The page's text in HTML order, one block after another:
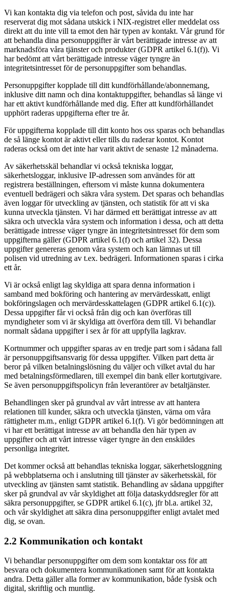
Vi kan kontakta dig via telefon och post, såvida du inte har
reserverat dig mot sådana utskick i NIX-registret eller meddelat oss
direkt att du inte vill ta emot den här typen av kontakt. Vår grund för
att behandla dina personuppgifter är vårt berättigade intresse av att
marknadsföra våra tjänster och produkter (GDPR artikel 6.1(f)). Vi
har bedömt att vårt berättigade intresse väger tyngre än
integritetsintresset för de personuppgifter som behandlas.
Personuppgifter kopplade till ditt kundförhållande/abonnemang,
inklusive ditt namn och dina kontaktuppgifter, behandlas så länge vi
har ett aktivt kundförhållande med dig. Efter att kundförhållandet
upphört raderas uppgifterna efter tre år.
För uppgifterna kopplade till ditt konto hos oss sparas och behandlas
de så länge kontot är aktivt eller tills du raderar kontot. Kontot
raderas också om det inte har varit aktivt de senaste 12 månaderna.
Av säkerhetsskäl behandlar vi också tekniska loggar,
säkerhetsloggar, inklusive IP-adressen som användes för att
registrera beställningen, eftersom vi måste kunna dokumentera
eventuell bedrägeri och säkra våra system. Det sparas och behandlas
även loggar för utveckling av tjänsten, och statistik för att vi ska
kunna utveckla tjänsten. Vi har därmed ett berättigat intresse av att
säkra och utveckla våra system och information i dessa, och att detta
berättigade intresse väger tyngre än integritetsintresset för dem som
uppgifterna gäller (GDPR artikel 6.1(f) och artikel 32). Dessa
uppgifter genereras genom våra system och kan lämnas ut till
polisen vid utredning av t.ex. bedrägeri. Informationen sparas i cirka
ett år.
Vi är också enligt lag skyldiga att spara denna information i
samband med bokföring och hantering av mervärdesskatt, enligt
bokföringslagen och mervärdesskattelagen (GDPR artikel 6.1(c)).
Dessa uppgifter får vi också från dig och kan överföras till
myndigheter som vi är skyldiga att överföra dem till. Vi behandlar
normalt sådana uppgifter i sex år för att uppfylla lagkrav.
Kortnummer och uppgifter sparas av en tredje part som i sådana fall
är personuppgiftsansvarig för dessa uppgifter. Vilken part detta är
beror på vilken betalningslösning du väljer och vilket avtal du har
med betalningsförmedlaren, till exempel din bank eller kortutgivare.
Se även personuppgiftspolicyn från leverantörer av betaltjänster.
Behandlingen sker på grundval av vårt intresse av att hantera
relationen till kunder, säkra och utveckla tjänsten, värna om våra
rättigheter m.m., enligt GDPR artikel 6.1(f). Vi gör bedömningen att
vi har ett berättigat intresse av att behandla den här typen av
uppgifter och att vårt intresse väger tyngre än den enskildes
personliga integritet.
Det kommer också att behandlas tekniska loggar, säkerhetsloggning
på webbplatserna och i anslutning till tjänster av säkerhetsskäl, för
utveckling av tjänsten samt statistik. Behandling av sådana uppgifter
sker på grundval av vår skyldighet att följa dataskyddsregler för att
säkra personuppgifter, se GDPR artikel 6.1(c), jfr bl.a. artikel 32,
och vår skyldighet att säkra dina personuppgifter enligt avtalet med
dig, se ovan.
2.2 Kommunikation och kontakt
Vi behandlar personuppgifter om dem som kontaktar oss för att
besvara och dokumentera kommunikationen samt för att kontakta
andra. Detta gäller alla former av kommunikation, både fysisk och
digital, skriftlig och muntlig.